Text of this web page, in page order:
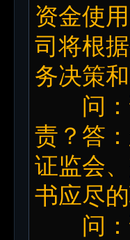
资金使
司将根
务决策
问：请
责？答
证监会
书应尽的
问：请